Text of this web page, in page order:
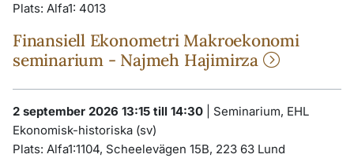
Plats: Alfa1: 4013
Finansiell Ekonometri Makroekonomi
seminarium - Najmeh Hajimirza
2 september 2026 13:15 till 14:30
Seminarium, EHL
Ekonomisk-historiska (sv)
Plats: Alfa1:1104, Scheelevägen 15B, 223 63 Lund